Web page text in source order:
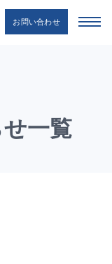
お問い合わせ
一覧